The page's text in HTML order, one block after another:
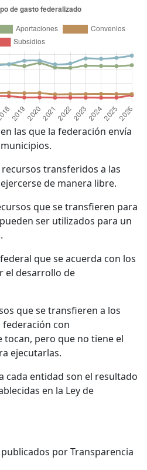
las que la federación envía
transferidos a las
de manera libre.
que se transfieren para
ser utilizados para un
que se acuerda con los
el desarrollo de
que se transfieren a los
federación con
tocan, pero que no tiene el
ejecutarlas.
cada entidad son el resultado
en la Ley de
por Transparencia